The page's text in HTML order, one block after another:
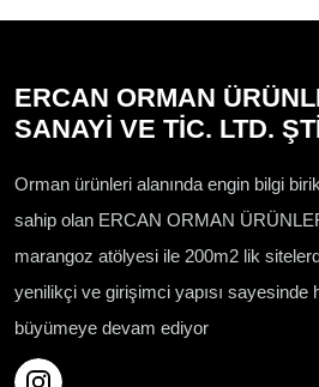
ERCAN ORMAN
SANAYİ VE TİC. LTD.
Orman ürünleri alanında engin bilgi
sahip olan ERCAN ORMAN
marangoz atölyesi ile 200m2 lik
yenilikçi ve girişimci yapısı sayesinde
büyümeye devam ediyor